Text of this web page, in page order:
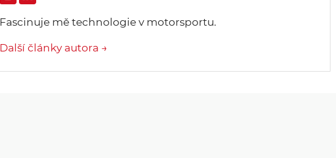
Fascinuje mě technologie v motorsportu.
Další články autora →